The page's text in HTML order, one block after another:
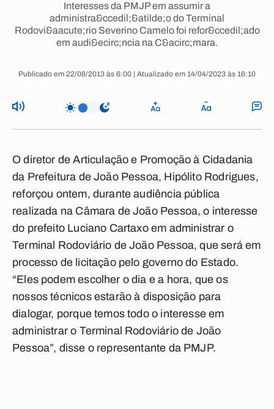
Interesses da PMJP em assumir a
administra&ccedil;&atilde;o do Terminal
Rodovi&aacute;rio Severino Camelo foi refor&ccedil;ado
em audi&ecirc;ncia na C&acirc;mara.
Publicado em 22/08/2013 às 6:00 | Atualizado em 14/04/2023 às 16:10
O diretor de Articulação e Promoção à Cidadania
da Prefeitura de João Pessoa, Hipólito Rodrigues,
reforçou ontem, durante audiência pública
realizada na Câmara de João Pessoa, o interesse
do prefeito Luciano Cartaxo em administrar o
Terminal Rodoviário de João Pessoa, que será em
processo de licitação pelo governo do Estado.
“Eles podem escolher o dia e a hora, que os
nossos técnicos estarão à disposição para
dialogar, porque temos todo o interesse em
administrar o Terminal Rodoviário de João
Pessoa”, disse o representante da PMJP.